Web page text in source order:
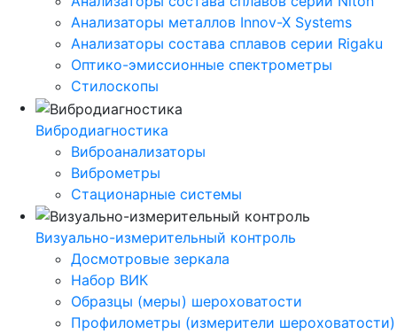
Анализаторы металлов Innov-X Systems
Анализаторы состава сплавов серии Rigaku
Оптико-эмиссионные спектрометры
Стилоскопы
Вибродиагностика
Виброанализаторы
Виброметры
Стационарные системы
Визуально-измерительный контроль
Досмотровые зеркала
Набор ВИК
Образцы (меры) шероховатости
Профилометры (измерители шероховатости)